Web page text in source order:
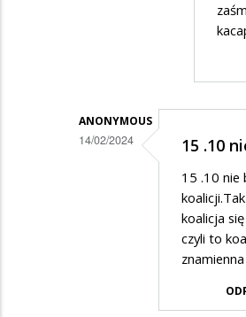
odpowiedzi
Zabolało
frustracie…
ANONYMOUS
14/02/2024 15 .10
15 .10 nie
koalicja
czyli to